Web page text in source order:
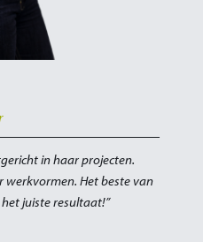
in haar projecten.
Het beste van
juiste resultaat!”